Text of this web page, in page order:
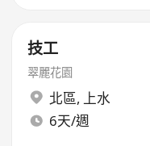
技工
翠麗花園
北區, 上水
6天/週